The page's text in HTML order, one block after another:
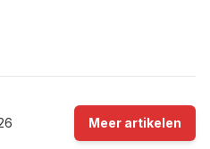
Meer artikelen